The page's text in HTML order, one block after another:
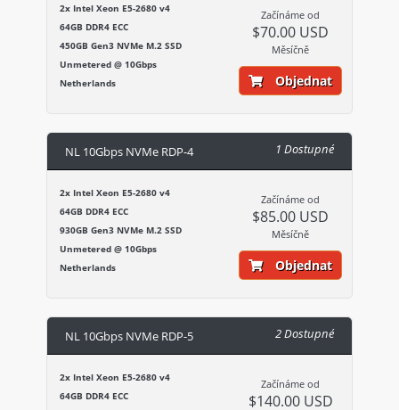
2x Intel Xeon E5-2680 v4
64GB DDR4 ECC
450GB Gen3 NVMe M.2 SSD
Unmetered @ 10Gbps
Netherlands
Začínáme od
$70.00 USD
Měsíčně
Objednat
NL 10Gbps NVMe RDP-4 1 Dostupné
2x Intel Xeon E5-2680 v4
64GB DDR4 ECC
930GB Gen3 NVMe M.2 SSD
Unmetered @ 10Gbps
Netherlands
Začínáme od
$85.00 USD
Měsíčně
Objednat
NL 10Gbps NVMe RDP-5 2 Dostupné
2x Intel Xeon E5-2680 v4
64GB DDR4 ECC
Začínáme od
$140.00 USD